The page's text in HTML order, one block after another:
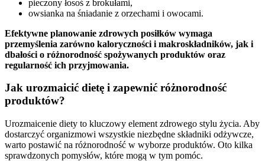
pieczony łosoś z brokułami,
owsianka na śniadanie z orzechami i owocami.
Efektywne planowanie zdrowych posiłków wymaga
przemyślenia zarówno kaloryczności i makroskładników, jak i
dbałości o różnorodność spożywanych produktów oraz
regularność ich przyjmowania.
Jak urozmaicić dietę i zapewnić różnorodność
produktów?
Urozmaicenie diety to kluczowy element zdrowego stylu życia. Aby
dostarczyć organizmowi wszystkie niezbędne składniki odżywcze,
warto postawić na różnorodność w wyborze produktów. Oto kilka
sprawdzonych pomysłów, które mogą w tym pomóc.